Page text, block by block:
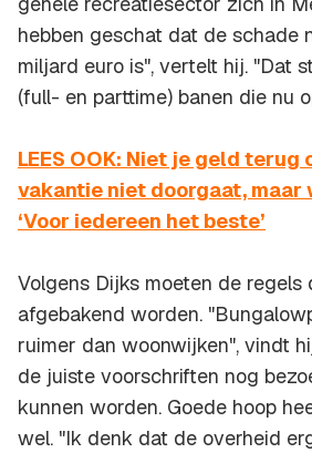
hebben geschat dat de schade
miljard euro is", vertelt hij. "Dat
(full- en parttime) banen die nu
LEES OOK: Niet je geld terug
vakantie niet doorgaat, maar
‘Voor iedereen het beste’
Volgens Dijks moeten de regels
afgebakend worden.
ruimer dan woonwijken", vindt
de juiste voorschriften nog
kunnen worden. Goede hoop
wel. "Ik denk dat de overheid